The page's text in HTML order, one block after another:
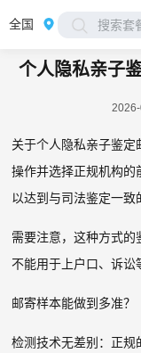
全国 搜索套
个人隐私亲子
关于个人隐私亲子鉴
操作并选择正规机构
以达到与司法鉴定一致
需要注意，这种方式的
不能用于上户口、诉讼
邮寄样本能做到多准？
检测技术无差别：正规